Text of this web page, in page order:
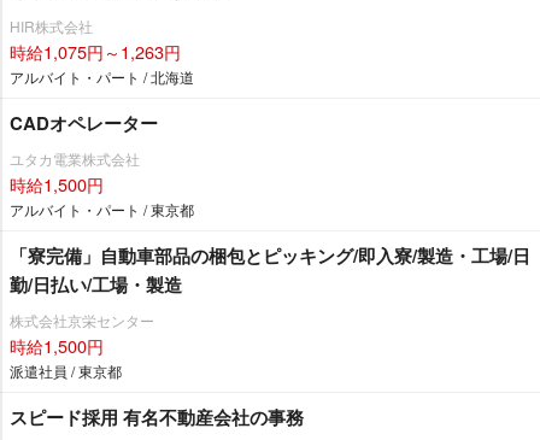
HIR株式会社
時給1,075円～1,263円
アルバイト・パート / 北海道
CADオペレーター
ユタカ電業株式会社
時給1,500円
アルバイト・パート / 東京都
「寮完備」自動車部品の梱包とピッキング/即入寮/製造・工場/日
勤/日払い/工場・製造
株式会社京栄センター
時給1,500円
派遣社員 / 東京都
スピード採用 有名不動産会社の事務